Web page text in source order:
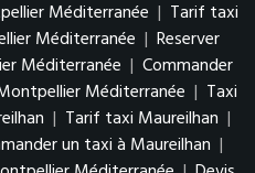
Méditerranée | Tarif taxi
Méditerranée | Reserver
Méditerranée | Commander
Méditerranée | Taxi
| Tarif taxi Maureilhan |
un taxi à Maureilhan |